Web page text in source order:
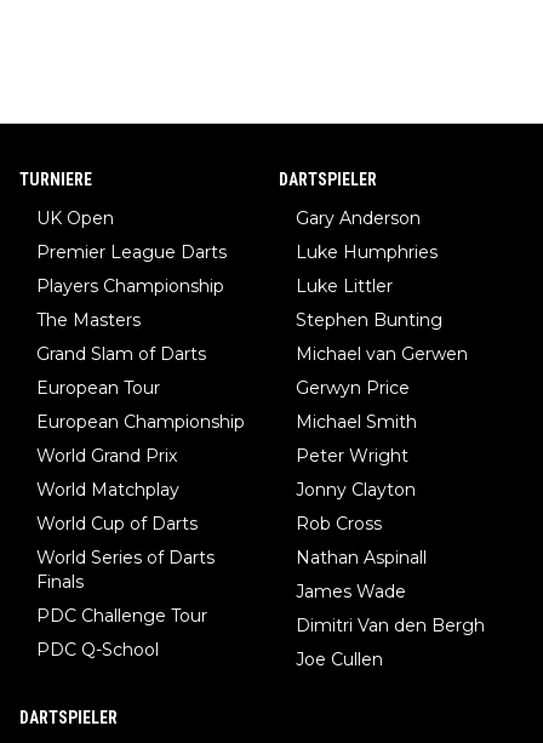
TURNIERE
UK Open
Premier League Darts
Players Championship
The Masters
Grand Slam of Darts
European Tour
European Championship
World Grand Prix
World Matchplay
World Cup of Darts
World Series of Darts
Finals
PDC Challenge Tour
PDC Q-School
DARTSPIELER
Gary Anderson
Luke Humphries
Luke Littler
Stephen Bunting
Michael van Gerwen
Gerwyn Price
Michael Smith
Peter Wright
Jonny Clayton
Rob Cross
Nathan Aspinall
James Wade
Dimitri Van den Bergh
Joe Cullen
DARTSPIELER